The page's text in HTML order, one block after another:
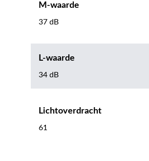
M-waarde
37 dB
L-waarde
34 dB
Lichtoverdracht
61